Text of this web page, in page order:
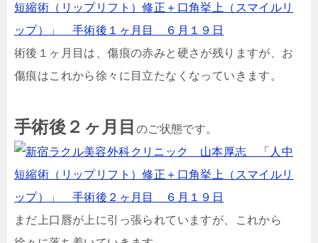
術後１ヶ月目は、傷痕の赤みと硬さが残りますが、お
傷痕はこれから徐々に目立たなくなっていきます。
手術後２ヶ月目 のご状態です。
まだ上口唇が上に引っ張られていますが、これから